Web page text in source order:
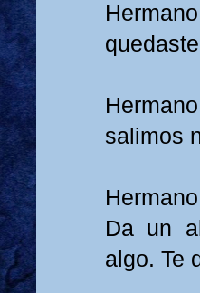
salimos
Da un
algo. Te